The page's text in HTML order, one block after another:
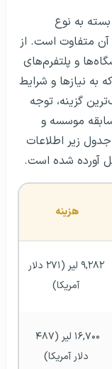
بسته به نوع
متفاوت است. از
و پلتفرم‌های
به نیازها و شرایط
گزینه، توجه
موسسه و
زیر اطلاعات
آورده شده است.
هزینه
آمریکا)
دلار آمریکا)